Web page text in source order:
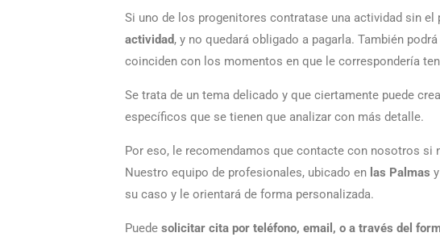
Si uno de los progenitores contratase una actividad sin
actividad, y no quedará obligado a pagarla. También
coinciden con los momentos en que le correspondería
Se trata de un tema delicado y que ciertamente puede
específicos que se tienen que analizar con más detalle.
Por eso, le recomendamos que contacte con nosotros
Nuestro equipo de profesionales, ubicado en las Palmas
su caso y le orientará de forma personalizada.
Puede solicitar cita por teléfono, email, o a través del